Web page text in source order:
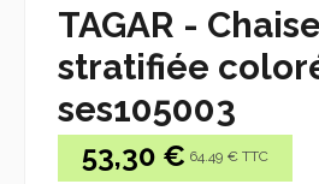
TAGAR -
stratifiée
ses105003
53,30 € 64.49 € TTC